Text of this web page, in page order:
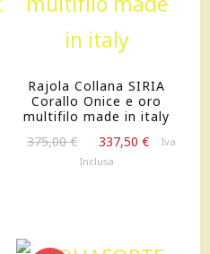
Rajola Collana SIRIA
Corallo Onice e oro
multifilo made in italy
375,00€
prezzo
337,50 €
IlIva
Inclusa